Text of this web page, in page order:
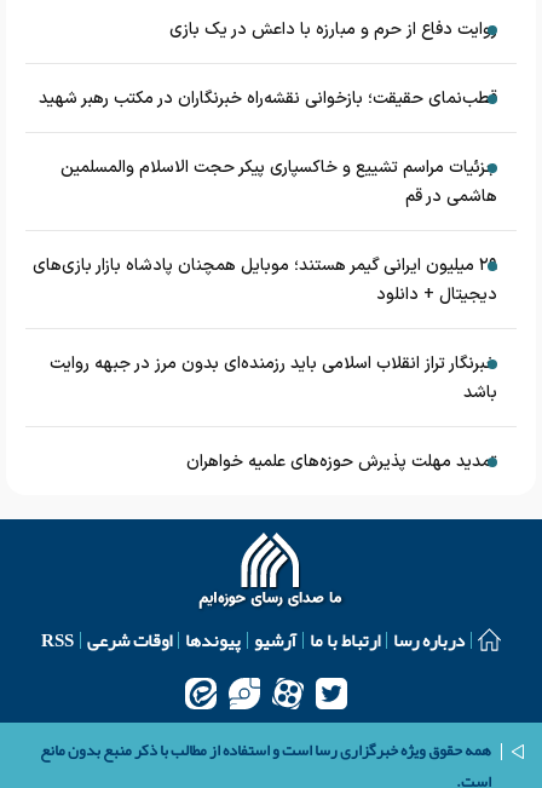
روایت دفاع از حرم و مبارزه با داعش در یک بازی
قطب‌نمای حقیقت؛ بازخوانی نقشه‌راه خبرنگاران در مکتب رهبر شهید
جزئیات مراسم تشییع و خاکسپاری پیکر حجت الاسلام والمسلمین
هاشمی در قم
۲۹ میلیون ایرانی گیمر هستند؛ موبایل همچنان پادشاه بازار بازی‌های
دیجیتال + دانلود
خبرنگار تراز انقلاب اسلامی باید رزمنده‌ای بدون مرز در جبهه روایت
باشد
تمدید مهلت پذیرش حوزه‌های علمیه خواهران
درباره رسا ارتباط با ما آرشیو پیوندها اوقات شرعی RSS
همه حقوق ویژه خبرگزاری رسا است و استفاده از مطالب با ذکر منبع بدون مانع